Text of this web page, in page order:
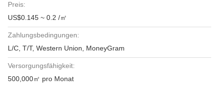
Preis:
US$0.145 ~ 0.2 /㎡
Zahlungsbedingungen:
L/C, T/T, Western Union, MoneyGram
Versorgungsfähigkeit:
500,000㎡ pro Monat